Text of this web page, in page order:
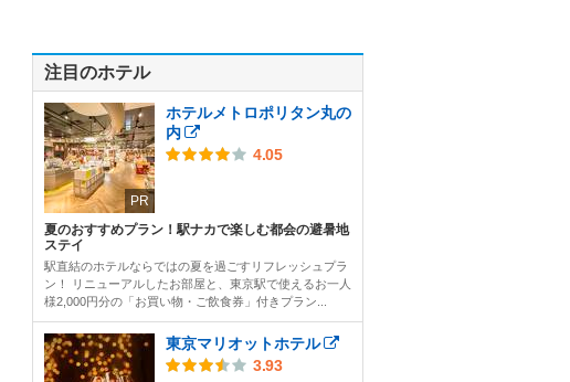
注目のホテル
PR
ホテルメトロポリタン丸の
内
4.05
夏のおすすめプラン！駅ナカで楽しむ都会の避暑地
ステイ
駅直結のホテルならではの夏を過ごすリフレッシュプラ
ン！ リニューアルしたお部屋と、東京駅で使えるお一人
様2,000円分の「お買い物・ご飲食券」付きプラン...
東京マリオットホテル
3.93